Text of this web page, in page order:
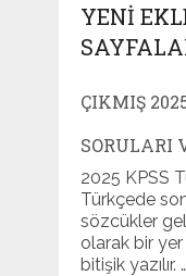
YENI
ÇIKMIŞ
SORULARI
2025 KPSS
Türkçede
sözcükler
olarak bir
bitişik yazılır. …